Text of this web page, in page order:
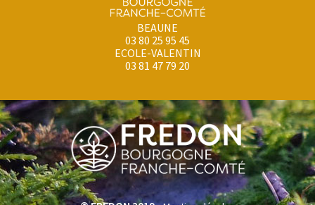
BEAUNE
03 80 25 95 45
ECOLE-VALENTIN
03 81 47 79 20